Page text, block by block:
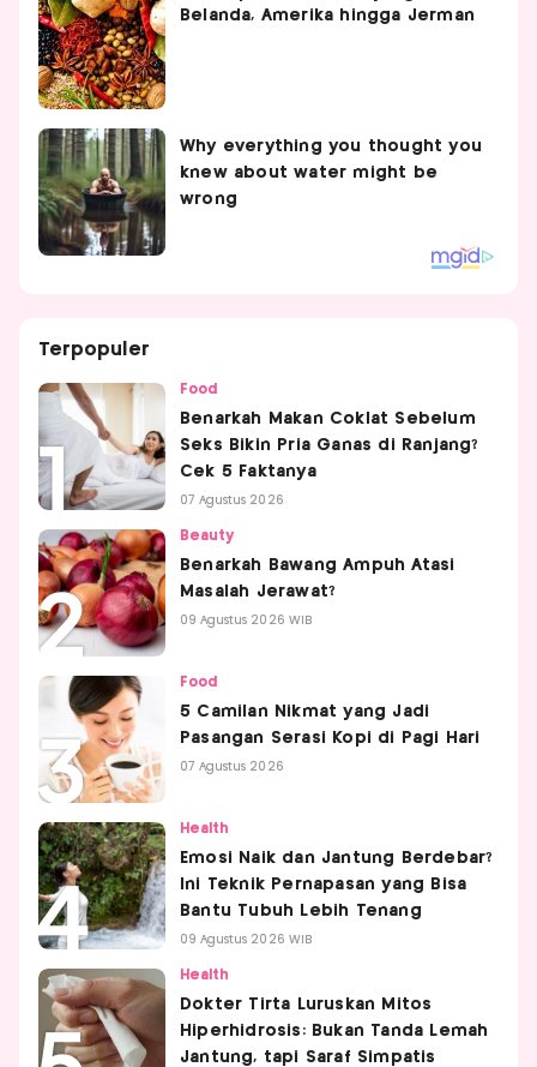
Belanda, Amerika hingga Jerman
Terpopuler
Food
Benarkah Makan Coklat Sebelum
Seks Bikin Pria Ganas di Ranjang?
Cek 5 Faktanya
07 Agustus 2026
Beauty
Benarkah Bawang Ampuh Atasi
Masalah Jerawat?
09 Agustus 2026 WIB
Food
5 Camilan Nikmat yang Jadi
Pasangan Serasi Kopi di Pagi Hari
07 Agustus 2026
Health
Emosi Naik dan Jantung Berdebar?
Ini Teknik Pernapasan yang Bisa
Bantu Tubuh Lebih Tenang
09 Agustus 2026 WIB
Health
Dokter Tirta Luruskan Mitos
Hiperhidrosis: Bukan Tanda Lemah
Jantung, tapi Saraf Simpatis